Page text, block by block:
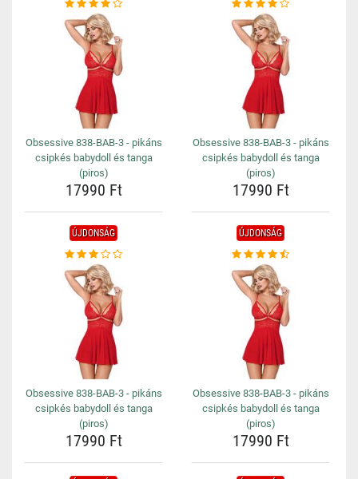
Obsessive 838-BAB-3 - pikáns
csipkés babydoll és tanga
(piros)
17990 Ft
Obsessive 838-BAB-3 - pikáns
csipkés babydoll és tanga
(piros)
17990 Ft
ÚJDONSÁG
Obsessive 838-BAB-3 - pikáns
csipkés babydoll és tanga
(piros)
17990 Ft
ÚJDONSÁG
Obsessive 838-BAB-3 - pikáns
csipkés babydoll és tanga
(piros)
17990 Ft